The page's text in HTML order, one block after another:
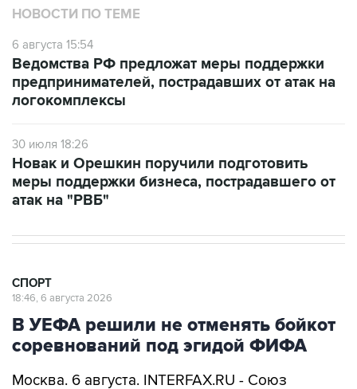
НОВОСТИ ПО ТЕМЕ
6 августа 15:54
Ведомства РФ предложат меры поддержки
предпринимателей, пострадавших от атак на
логокомплексы
30 июля 18:26
Новак и Орешкин поручили подготовить
меры поддержки бизнеса, пострадавшего от
атак на "РВБ"
СПОРТ
18:46, 6 августа 2026
В УЕФА решили не отменять бойкот
соревнований под эгидой ФИФА
Москва. 6 августа. INTERFAX.RU - Союз